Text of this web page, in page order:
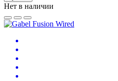
Нет в наличии